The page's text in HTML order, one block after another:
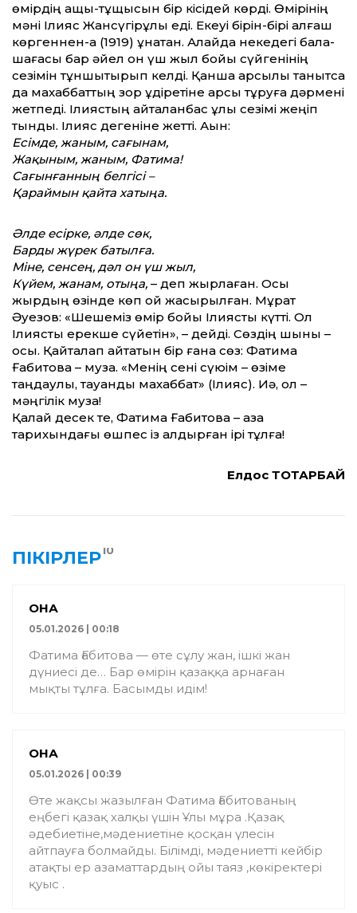
өмірдің ащы-тұщысын бір кісідей көрді. Өмірінің
мәні Ілияс Жансүгірұлы еді. Екеуі бірін-бірі алғаш
көргеннен-ақ (1919) ұнатқан. Алайда некедегі бала-
шағасы бар әйел он үш жыл бойы сүйгенінің
сезімін тұншықтырып келді. Қанша қарсылық танытса
да махаббаттың зор құдіретіне қарсы тұруға дәрмені
жетпеді. Ілиястың қайталанбас ұлы сезімі жеңіп
тынды. Ілияс дегеніне жетті. Ақын:
Есімде, жаным, сағынам,
Жақыным, жаным, Фатима!
Сағынғанның белгісі –
Қараймын қайта хатыңа.
Әлде есірке, әлде сөк,
Барды жүрек батылға.
Міне, сенсең, дәл он үш жыл,
Күйем, жанам, отыңа, – деп жырлаған. Осы
жырдың өзінде көп ой жасырылған. Мұрат
Әуезов: «Шешеміз өмір бойы Ілиясты күтті. Ол
Ілиясты ерекше сүйетін», – дейді. Сөздің шыны –
осы. Қайталап айтатын бір ғана сөз: Фатима
Ғабитова – муза. «Менің сені сүюім – өзіме
таңдаулы, тауанды махаббат» (Ілияс). Иә, ол –
мәңгілік муза!
Қалай десек те, Фатима Ғабитова – қазақ
тарихындағы өшпес із қалдырған ірі тұлға!
Елдос ТОҚТАРБАЙ
ПІКІРЛЕР10
ҚОНАҚ
05.01.2026 | 00:18
Фатима Ғабитова — өте сұлу жан, ішкі жан
дүниесі де… Бар өмірін қазаққа арнаған
мықты тұлға. Басымды идім!
ҚОНАҚ
05.01.2026 | 00:39
Өте жақсы жазылған Фатима Ғабитованың
еңбегі қазақ халқы үшін Ұлы мұра .Қазақ
әдебиетіне,мәдениетіне қосқан үлесін
айтпауға болмайды. Білімді, мәдениетті кейбір
атақты ер азаматтардың ойы таяз ,көкіректері
қуыс .